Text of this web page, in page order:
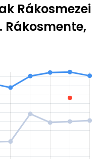
Rákosmezei
Rákosmente,